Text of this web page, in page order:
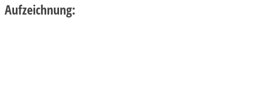
Aufzeichnung: